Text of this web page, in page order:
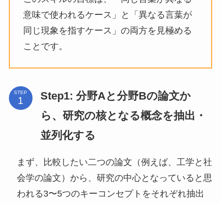
意味で使われるケース」と「異なる言葉が
同じ現象を指すケース」の両方を見極める
ことです。
STEP
Step1: 分野Aと分野Bの論文か
ら、研究の核となる概念を抽出・
並列化する
まず、比較したい二つの論文（例えば、工学と社
会学の論文）から、研究の中心となっていると思
われる3〜5つのキーコンセプトをそれぞれ抽出